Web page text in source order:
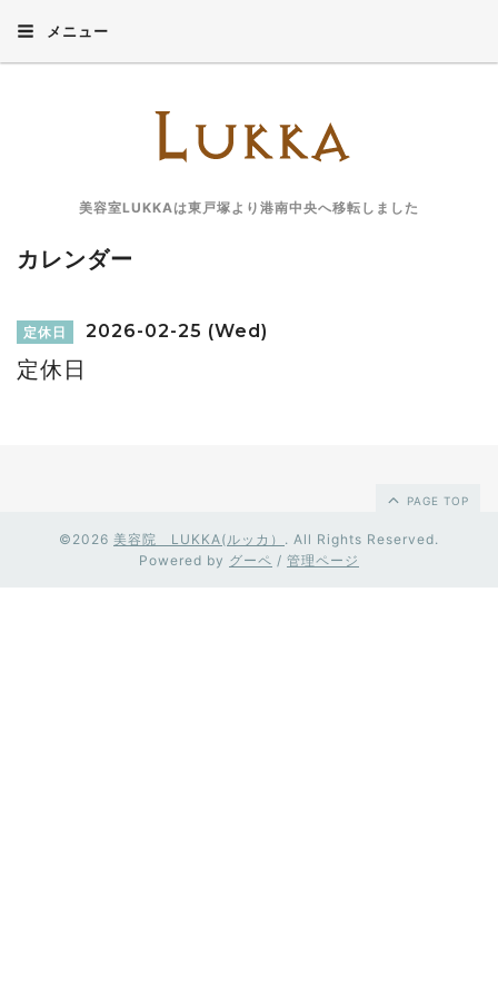
メニュー
美容室LUKKAは東戸塚より港南中央へ移転しました
カレンダー
定休日 2026-02-25 (Wed)
定休日
PAGE TOP
©2026 美容院 LUKKA(ルッカ） . All Rights Reserved.
Powered by グーペ / 管理ページ